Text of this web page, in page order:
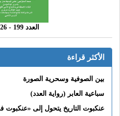
العدد 199 - 2026 Jul
الأكثر قراءة
بين الصوفية وسحرية الصورة
سباعية العابر (رواية العدد)
عنكبوت التاريخ يتحول إلى «عنكبوت